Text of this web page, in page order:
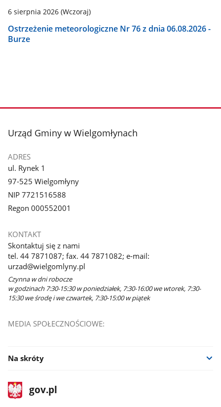
6 sierpnia 2026(Wczoraj)
Ostrzeżenie meteorologiczne Nr 76 z dnia 06.08.2026 -
Burze
stopka
Urząd Gminy w Wielgomłynach
ADRES
ul. Rynek 1
97-525 Wielgomłyny
NIP 7721516588
Regon 000552001
KONTAKT
Skontaktuj się z nami
tel. 44 7871087; fax. 44 7871082; e-mail:
urzad@wielgomlyny.pl
Czynna w dni robocze
w godzinach 7:30-15:30 w poniedziałek, 7:30-16:00 we wtorek, 7:30-
15:30 we środę i we czwartek, 7:30-15:00 w piątek
MEDIA SPOŁECZNOŚCIOWE:
Na skróty
stopka
gov.plStrona
gov.pl